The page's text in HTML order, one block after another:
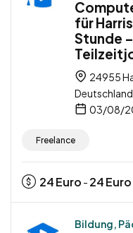
für
Stunde
24955
Deutschland
03/08/
Freelance
24Euro - 24Euro
Bildung,